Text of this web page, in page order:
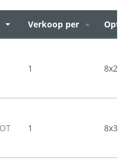
Verkoop per
1
1